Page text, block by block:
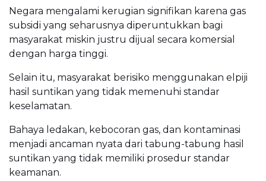
Negara mengalami kerugian signifikan karena gas
subsidi yang seharusnya diperuntukkan bagi
masyarakat miskin justru dijual secara komersial
dengan harga tinggi.
Selain itu, masyarakat berisiko menggunakan elpiji
hasil suntikan yang tidak memenuhi standar
keselamatan.
Bahaya ledakan, kebocoran gas, dan kontaminasi
menjadi ancaman nyata dari tabung-tabung hasil
suntikan yang tidak memiliki prosedur standar
keamanan.